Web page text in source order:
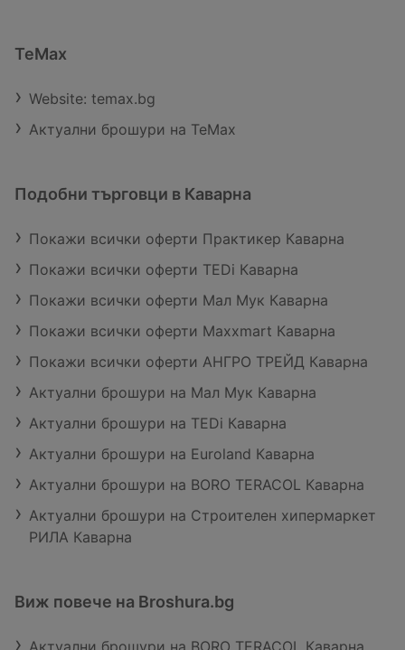
TeMax
Website: temax.bg
Актуални брошури на TeMax
Подобни търговци в Каварна
Покажи всички оферти Практикер Каварна
Покажи всички оферти TEDi Каварна
Покажи всички оферти Мал Мук Каварна
Покажи всички оферти Maxxmart Каварна
Покажи всички оферти АНГРО ТРЕЙД Каварна
Актуални брошури на Мал Мук Каварна
Актуални брошури на TEDi Каварна
Актуални брошури на Euroland Каварна
Актуални брошури на BORO TERACOL Каварна
Актуални брошури на Строителен хипермаркет
РИЛА Каварна
Виж повече на Broshura.bg